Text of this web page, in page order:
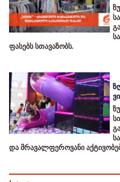
ფასებს სთავაზობს.
და მრავალფეროვანი